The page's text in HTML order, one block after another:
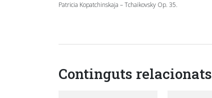
Patricia Kopatchinskaja – Tchaikovsky Op. 35.
Continguts relacionats